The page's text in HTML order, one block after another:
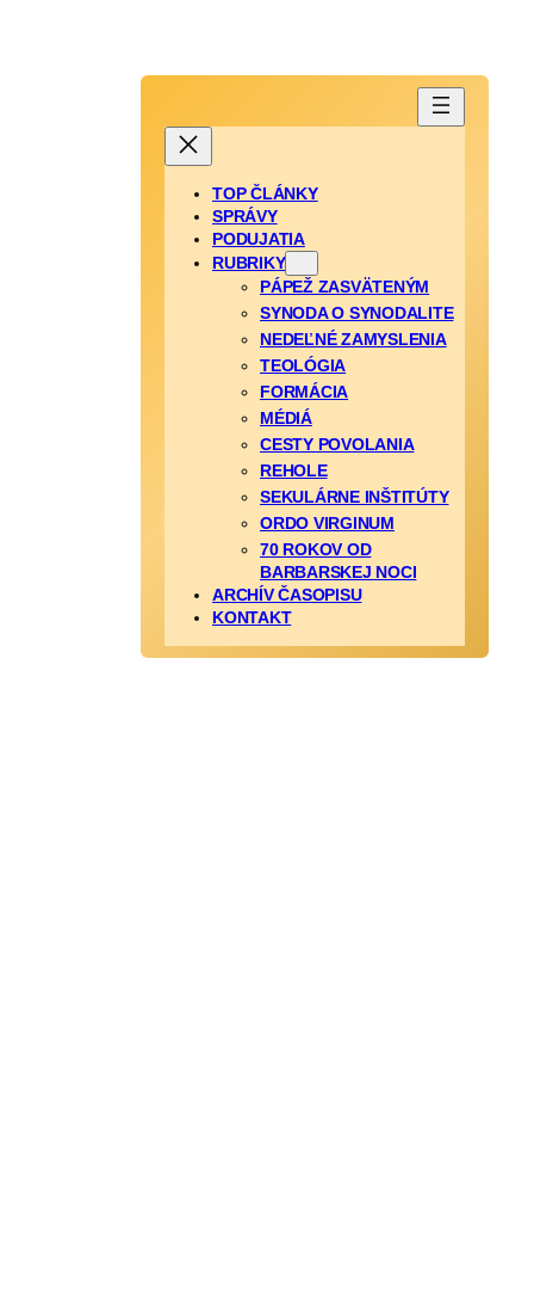
TOP ČLÁNKY
SPRÁVY
PODUJATIA
RUBRIKY
PÁPEŽ ZASVÄTENÝM
SYNODA O SYNODALITE
NEDEĽNÉ ZAMYSLENIA
TEOLÓGIA
FORMÁCIA
MÉDIÁ
CESTY POVOLANIA
REHOLE
SEKULÁRNE INŠTITÚTY
ORDO VIRGINUM
70 ROKOV OD
BARBARSKEJ NOCI
ARCHÍV ČASOPISU
KONTAKT